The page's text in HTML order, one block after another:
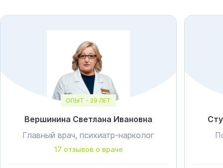
ОПЫТ - 29 ЛЕТ
Вершинина Светлана Ивановна
Главный врач, психиатр-нарколог
17 отзывов о враче